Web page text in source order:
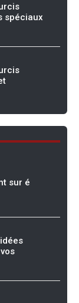
spéciaux
sur é